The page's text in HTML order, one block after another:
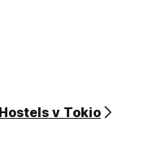
v Tokio